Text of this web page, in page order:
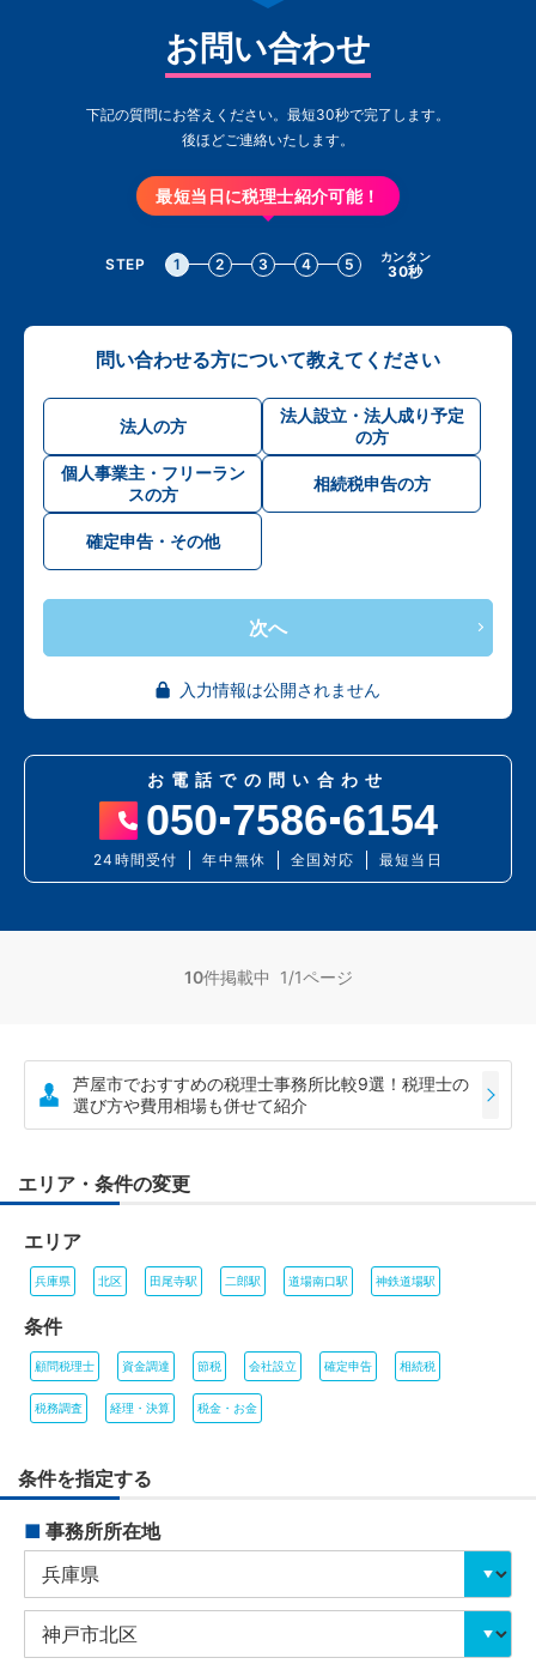
お問い合わせ
下記の質問にお答えください。最短30秒で完了します。
後ほどご連絡いたします。
最短当日に税理士紹介可能！
STEP 1 2 3 4 5 カンタン
30秒
問い合わせる方について教えてください
法人の方
法人設立・法人成り予定
の方
個人事業主・フリーラン
スの方
相続税申告の方
確定申告・その他
次へ
入力情報は公開されません
お電話での問い合わせ
050 7586 6154
24時間受付 年中無休 全国対応 最短当日
10件掲載中 1/1ページ
芦屋市でおすすめの税理士事務所比較9選！税理士の
選び方や費用相場も併せて紹介
エリア・条件の変更
エリア
兵庫県 北区 田尾寺駅 二郎駅 道場南口駅 神鉄道場駅
条件
顧問税理士 資金調達 節税 会社設立 確定申告 相続税
税務調査 経理・決算 税金・お金
条件を指定する
■ 事務所所在地